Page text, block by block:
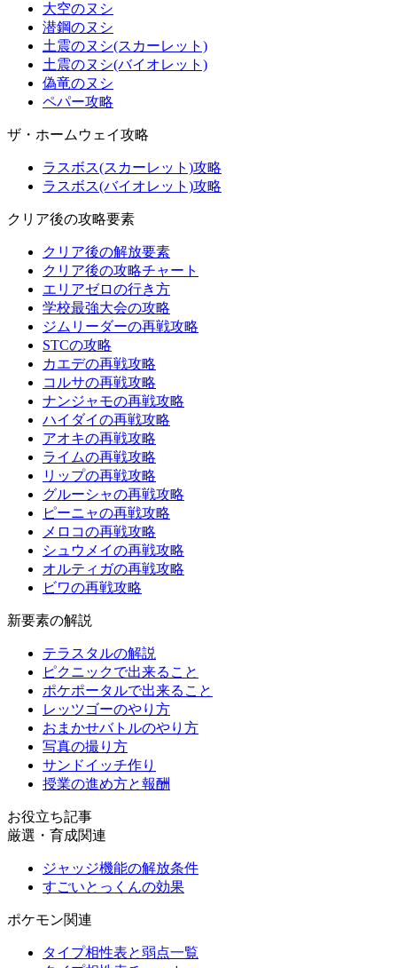
大空のヌシ
潜鋼のヌシ
土震のヌシ(スカーレット)
土震のヌシ(バイオレット)
偽竜のヌシ
ペパー攻略
ザ・ホームウェイ攻略
ラスボス(スカーレット)攻略
ラスボス(バイオレット)攻略
クリア後の攻略要素
クリア後の解放要素
クリア後の攻略チャート
エリアゼロの行き方
学校最強大会の攻略
ジムリーダーの再戦攻略
STCの攻略
カエデの再戦攻略
コルサの再戦攻略
ナンジャモの再戦攻略
ハイダイの再戦攻略
アオキの再戦攻略
ライムの再戦攻略
リップの再戦攻略
グルーシャの再戦攻略
ピーニャの再戦攻略
メロコの再戦攻略
シュウメイの再戦攻略
オルティガの再戦攻略
ビワの再戦攻略
新要素の解説
テラスタルの解説
ピクニックで出来ること
ポケポータルで出来ること
レッツゴーのやり方
おまかせバトルのやり方
写真の撮り方
サンドイッチ作り
授業の進め方と報酬
お役立ち記事
厳選・育成関連
ジャッジ機能の解放条件
すごいとっくんの効果
ポケモン関連
タイプ相性表と弱点一覧